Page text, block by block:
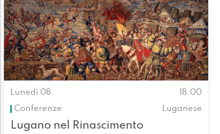
Lunedì 08
18.00
Conferenze
Luganese
Lugano nel Rinascimento